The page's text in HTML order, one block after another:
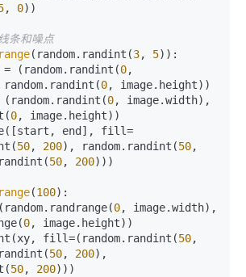
, 0))
条和噪点
range(random.randint(3, 5)):
start = (random.randint(
0,
0, image.height))
end = (random.randint(
0, image.width),
0, image.height))
50, 200), random.randint(50
50, 200)))
range(100):
xy = (random.randrange(
0, image.width),
0, image.height))
d.point(xy, fill=(random.randint(
50
50, 200),
50, 200)))